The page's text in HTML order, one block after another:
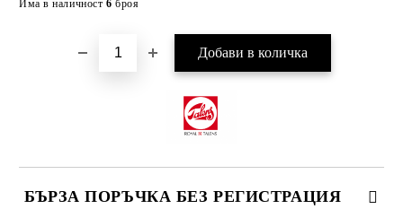
Има в наличност 6 броя
БЪРЗА ПОРЪЧКА БЕЗ РЕГИСТРАЦИЯ